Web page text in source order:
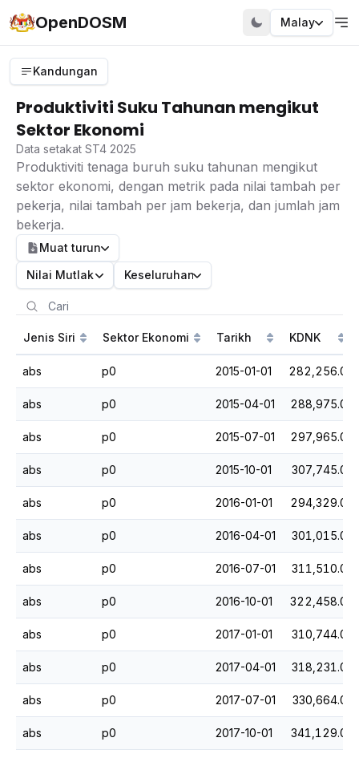
OpenDOSM Malay
Kandungan
Produktiviti Suku Tahunan mengikut
Sektor Ekonomi
Data setakat ST4 2025
Produktiviti tenaga buruh suku tahunan mengikut
sektor ekonomi, dengan metrik pada nilai tambah per
pekerja, nilai tambah per jam bekerja, dan jumlah jam
bekerja.
Muat turun
Nilai Mutlak
Keseluruhan
Jenis Siri Sektor Ekonomi Tarikh KDNK
abs p0 2015-01-01 282,256.0
abs p0 2015-04-01 288,975.0
abs p0 2015-07-01 297,965.0
abs p0 2015-10-01 307,745.0
abs p0 2016-01-01 294,329.0
abs p0 2016-04-01 301,015.0
abs p0 2016-07-01 311,510.0
abs p0 2016-10-01 322,458.0
abs p0 2017-01-01 310,744.0
abs p0 2017-04-01 318,231.0
abs p0 2017-07-01 330,664.0
abs p0 2017-10-01 341,129.0